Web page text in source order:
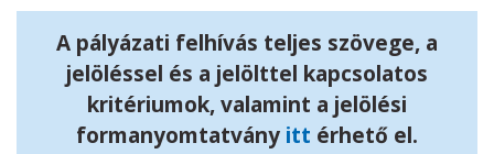
A pályázati felhívás teljes szövege, a
jelöléssel és a jelölttel kapcsolatos
kritériumok, valamint a jelölési
formanyomtatvány itt érhető el.